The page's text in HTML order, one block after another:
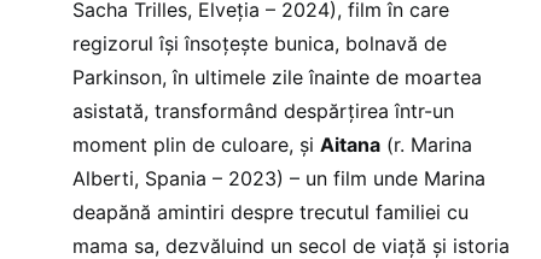
Sacha Trilles, Elveția – 2024), film în care
regizorul își însoțește bunica, bolnavă de
Parkinson, în ultimele zile înainte de moartea
asistată, transformând despărțirea într-un
moment plin de culoare, și Aitana (r. Marina
Alberti, Spania – 2023) – un film unde Marina
deapănă amintiri despre trecutul familiei cu
mama sa, dezvăluind un secol de viață și istoria